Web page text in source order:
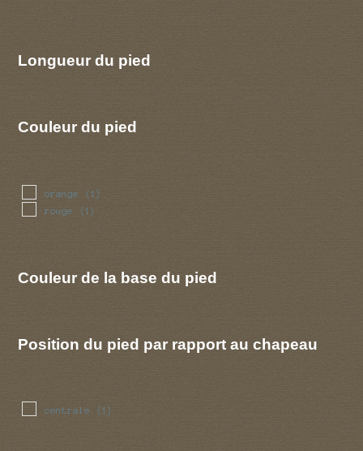
Longueur du pied
Couleur du pied
orange (1)
rouge (1)
Couleur de la base du pied
Position du pied par rapport au chapeau
centrale (1)